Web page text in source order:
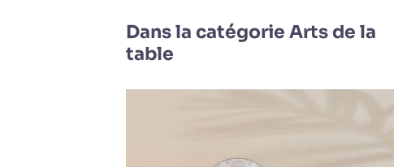
Dans la catégorie Arts de la
table